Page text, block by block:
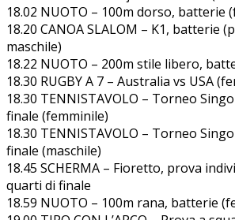
18.02 NUOTO – 100m dorso, batterie
18.20 CANOA SLALOM – K1, batterie
maschile)
18.22 NUOTO – 200m stile libero,
18.30 RUGBY A 7 – Australia vs USA
18.30 TENNISTAVOLO – Torneo
finale (femminile)
18.30 TENNISTAVOLO – Torneo
finale (maschile)
18.45 SCHERMA – Fioretto, prova
quarti di finale
18.59 NUOTO – 100m rana, batterie